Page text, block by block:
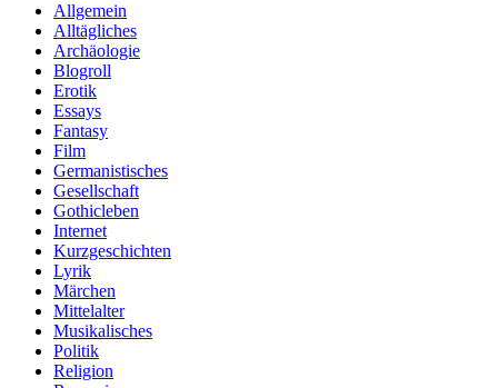
Allgemein
Alltägliches
Archäologie
Blogroll
Erotik
Essays
Fantasy
Film
Germanistisches
Gesellschaft
Gothicleben
Internet
Kurzgeschichten
Lyrik
Märchen
Mittelalter
Musikalisches
Politik
Religion